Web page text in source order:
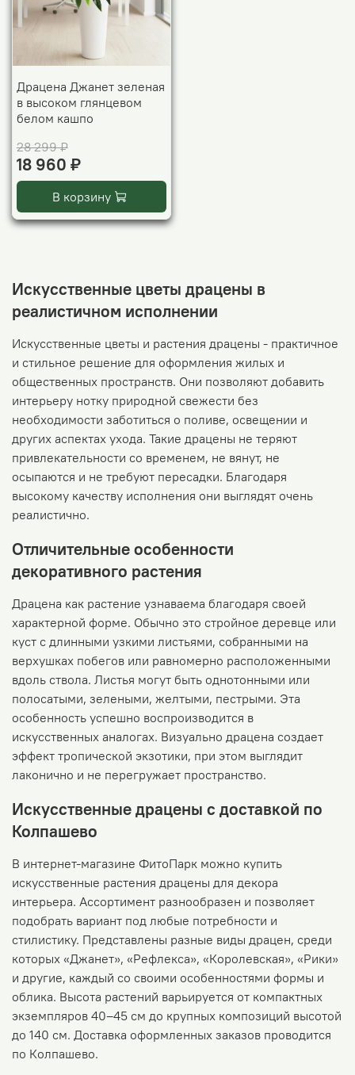
Драцена Джанет зеленая
в высоком глянцевом
белом кашпо
28 299 ₽
18 960 ₽
В корзину
Искусственные цветы драцены в
реалистичном исполнении
Искусственные цветы и растения драцены - практичное
и стильное решение для оформления жилых и
общественных пространств. Они позволяют добавить
интерьеру нотку природной свежести без
необходимости заботиться о поливе, освещении и
других аспектах ухода. Такие драцены не теряют
привлекательности со временем, не вянут, не
осыпаются и не требуют пересадки. Благодаря
высокому качеству исполнения они выглядят очень
реалистично.
Отличительные особенности
декоративного растения
Драцена как растение узнаваема благодаря своей
характерной форме. Обычно это стройное деревце или
куст с длинными узкими листьями, собранными на
верхушках побегов или равномерно расположенными
вдоль ствола. Листья могут быть однотонными или
полосатыми, зелеными, желтыми, пестрыми. Эта
особенность успешно воспроизводится в
искусственных аналогах. Визуально драцена создает
эффект тропической экзотики, при этом выглядит
лаконично и не перегружает пространство.
Искусственные драцены с доставкой по
Колпашево
В интернет-магазине ФитоПарк можно купить
искусственные растения драцены для декора
интерьера. Ассортимент разнообразен и позволяет
подобрать вариант под любые потребности и
стилистику. Представлены разные виды драцен, среди
которых «Джанет», «Рефлекса», «Королевская», «Рики»
и другие, каждый со своими особенностями формы и
облика. Высота растений варьируется от компактных
экземпляров 40–45 см до крупных композиций высотой
до 140 см. Доставка оформленных заказов проводится
по Колпашево.